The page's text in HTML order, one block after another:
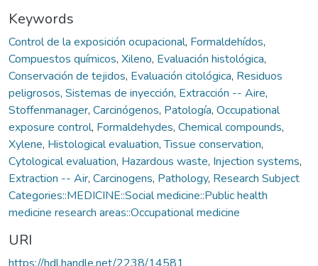
Keywords
Control de la exposición ocupacional, Formaldehídos,
Compuestos químicos, Xileno, Evaluación histológica,
Conservación de tejidos, Evaluación citológica, Residuos
peligrosos, Sistemas de inyección, Extracción -- Aire,
Stoffenmanager, Carcinógenos, Patología, Occupational
exposure control, Formaldehydes, Chemical compounds,
Xylene, Histological evaluation,Tissue conservation,
Cytological evaluation, Hazardous waste, Injection systems,
Extraction -- Air, Carcinogens, Pathology, Research Subject
Categories::MEDICINE::Social medicine::Public health
medicine research areas::Occupational medicine
URI